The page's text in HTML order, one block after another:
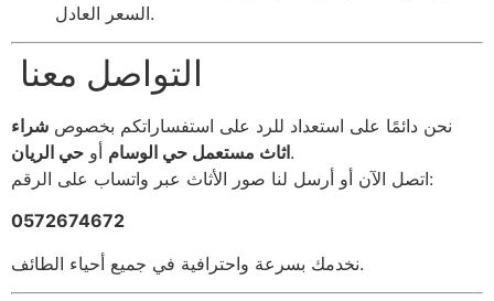
السعر العادل.
التواصل معنا
نحن دائمًا على استعداد للرد على استفساراتكم بخصوص شراء
اثاث مستعمل حي الوسام أو حي الريان
.
اتصل الآن أو أرسل لنا صور الأثاث عبر واتساب على الرقم:
0572674672
نخدمك بسرعة واحترافية في جميع أحياء الطائف.